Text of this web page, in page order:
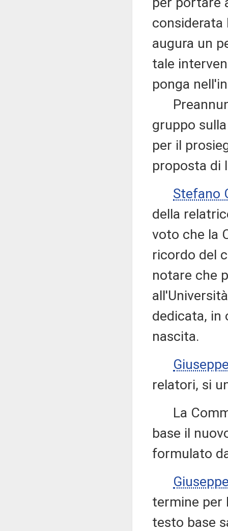
considerata
augura un
tale
ponga
gruppo
per il
proposta di
Stefano
della
voto che la
ricordo del
notare che
dedicata, in
nascita.
relatori, si
La
base il
formulato
termine per
testo base